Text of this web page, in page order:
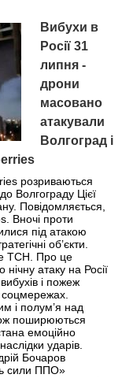
Вибухи в
Росії 31
липня -
дрони
масовано
атакували
Волгоград і
розриваються
Волгограду Цієї
Повідомляється,
Вночі проти
під атакою
об’єкти.
ТСН. Про це
атаку на Росії
і пожеж
соцмережах.
і полум’я над
поширюються
емоційно
ударів.
Бочаров
сили ППО»